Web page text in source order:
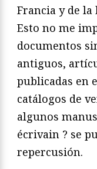
Francia y de la
Esto no me
documentos
antiguos,
publicadas en
catálogos de
algunos
écrivain ? se
repercusión.